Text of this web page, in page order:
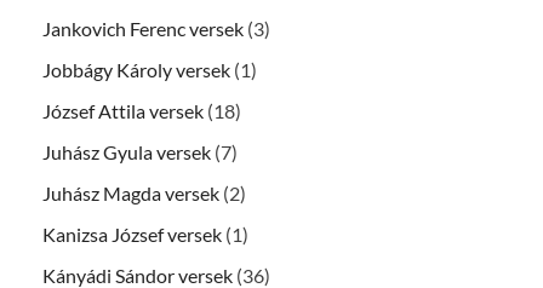
Jankovich Ferenc versek (3)
Jobbágy Károly versek (1)
József Attila versek (18)
Juhász Gyula versek (7)
Juhász Magda versek (2)
Kanizsa József versek (1)
Kányádi Sándor versek (36)